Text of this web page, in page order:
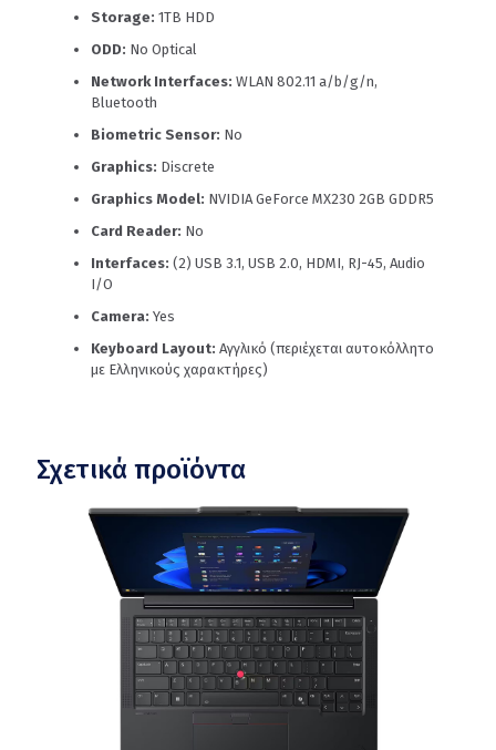
Storage: 1TB HDD
ODD: No Optical
Network Interfaces: WLAN 802.11 a/b/g/n,
Bluetooth
Biometric Sensor: No
Graphics: Discrete
Graphics Model: NVIDIA GeForce MX230 2GB GDDR5
Card Reader: No
Interfaces: (2) USB 3.1, USB 2.0, HDMI, RJ-45, Audio
I/O
Camera: Yes
Keyboard Layout: Αγγλικό (περιέχεται αυτοκόλλητο
με Ελληνικούς χαρακτήρες)
Σχετικά προϊόντα